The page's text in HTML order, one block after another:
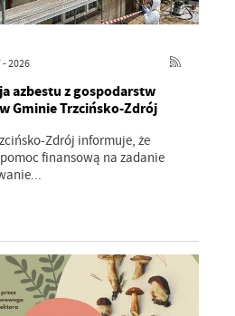
- 2026
azbestu z gospodarstw
Gminie Trzcińsko-Zdrój
Zdrój informuje, że
pomoc finansową na zadanie